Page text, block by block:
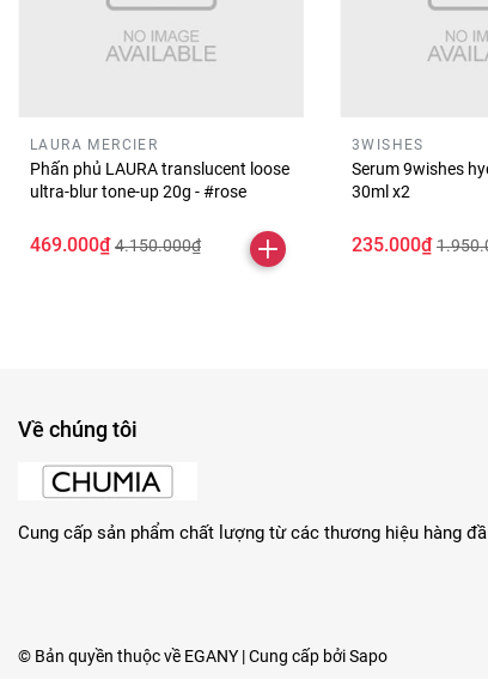
LAURA MERCIER
Phấn phủ LAURA translucent loose
ultra-blur tone-up 20g - #rose
469.000₫ 4.150.000₫
3WISHES
Serum 9wishes
30ml x2
235.000₫
Về chúng tôi
Cung cấp sản phẩm chất lượng từ các thương hiệu hàng
© Bản quyền thuộc về EGANY | Cung cấp bởiSapo